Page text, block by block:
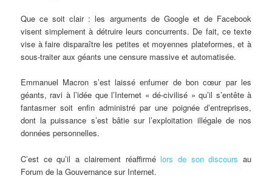
Que ce soit clair : les arguments de Google et de Facebook
visent simplement à détruire leurs concurrents. De fait, ce texte
vise à faire disparaître les petites et moyennes plateformes, et à
sous-traiter aux géants une censure massive et automatisée.
Emmanuel Macron s’est laissé enfumer de bon cœur par les
géants, ravi à l’idée que l’Internet « dé-civilisé » qu’il s’entête à
fantasmer soit enfin administré par une poignée d’entreprises,
dont la puissance s’est bâtie sur l’exploitation illégale de nos
données personnelles.
C’est ce qu’il a clairement réaffirmélors de son discours au
Forum de la Gouvernance sur Internet.